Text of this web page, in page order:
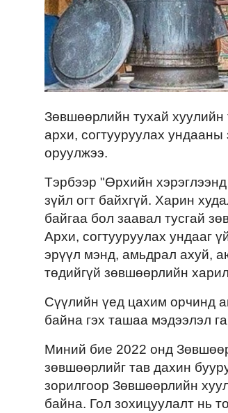
Зөвшөөрлийн тухай
архи, согтууруулах
оруулжээ.
Тэрбээр "Өрхийн
зүйл огт байхгүй. Харин
байгаа бол заавал тусгай
Архи, согтууруулах ундааг
эрүүл мэнд, амьдрал ахуй,
төдийгүй зөвшөөрлийн
Сүүлийн үед цахим орчинд
байна гэх ташаа мэдээлэл
Миний бие 2022 онд
зөвшөөрлийг тав дахин
зорилгоор Зөвшөөрлийн
байна. Гол зохицуулалт нь